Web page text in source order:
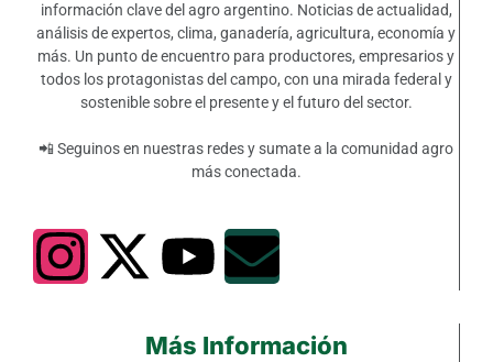
información clave del agro argentino. Noticias de actualidad,
análisis de expertos, clima, ganadería, agricultura, economía y
más. Un punto de encuentro para productores, empresarios y
todos los protagonistas del campo, con una mirada federal y
sostenible sobre el presente y el futuro del sector.
📲 Seguinos en nuestras redes y sumate a la comunidad agro
más conectada.
Más Información